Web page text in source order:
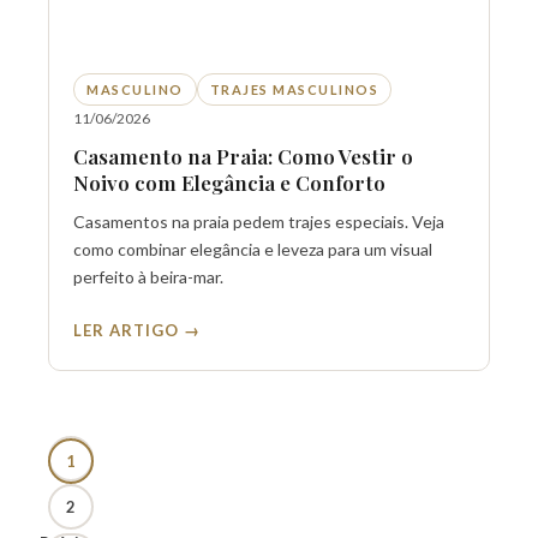
MASCULINO TRAJES MASCULINOS
11/06/2026
Casamento na Praia: Como Vestir o
Noivo com Elegância e Conforto
Casamentos na praia pedem trajes especiais. Veja
como combinar elegância e leveza para um visual
perfeito à beira-mar.
LER ARTIGO →
1
2